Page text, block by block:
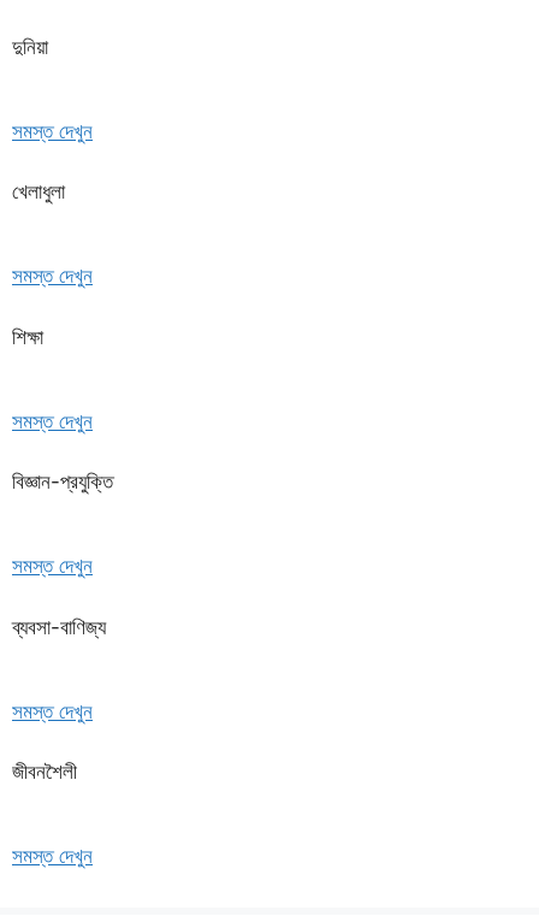
দুনিয়া
সমস্ত দেখুন
খেলাধুলা
সমস্ত দেখুন
শিক্ষা
সমস্ত দেখুন
বিজ্ঞান-প্রযুক্তি
সমস্ত দেখুন
ব্যবসা-বাণিজ্য
সমস্ত দেখুন
জীবনশৈলী
সমস্ত দেখুন